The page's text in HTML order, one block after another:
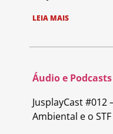
LEIA MAIS
Áudio e Podcasts
JusplayCast #012
Ambiental e o STF